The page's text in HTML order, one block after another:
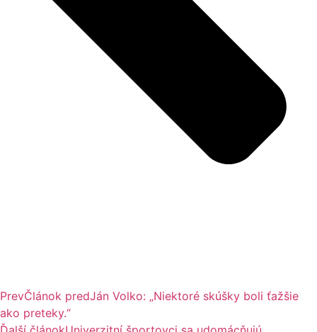
PrevČlánok predJán Volko: „Niektoré skúšky boli ťažšie
ako preteky.“